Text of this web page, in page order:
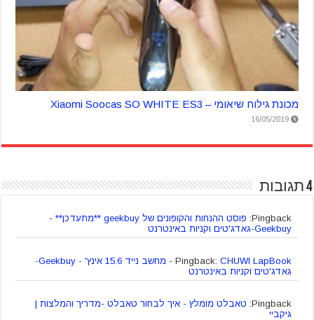
מכונת גילוח שיאומי – Xiaomi Soocas SO WHITE ES3
16/05/2019
4 תגובות
Pingback:
פוסט ההנחות והקופונים של geekbuy **מתעדכן** -
Geekbuy-גאדג'טים וקניות באינטרנט
Pingback:
CHUWI LapBook - מחשב נייד 15.6 אינץ' - Geekbuy-
גאדג'טים וקניות באינטרנט
Pingback: טאבלט מומלץ - איך לבחור טאבלט -מדריך והמלצות |
גיקביי